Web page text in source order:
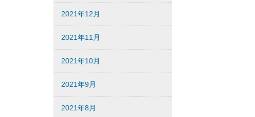
2021年12月
2021年11月
2021年10月
2021年9月
2021年8月